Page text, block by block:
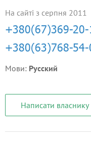
На сайті з серпня 2011
Мови: Русский
Написати власнику